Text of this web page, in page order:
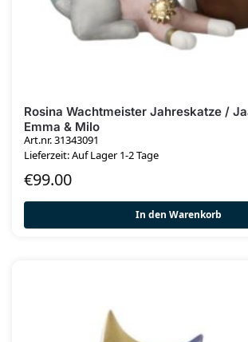
Rosina Wachtmeister Jahreskatze /
Emma & Milo
Art.nr. 31343091
Lieferzeit: Auf Lager 1-2 Tage
€99.00
In den Warenkorb